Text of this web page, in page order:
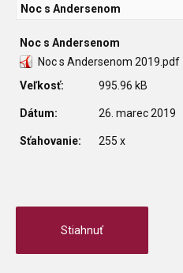
Noc s Andersenom
Noc s Andersenom
Noc s Andersenom 2019.pdf
Veľkosť:
995.96 kB
Dátum: 26. marec 2019
Sťahovanie: 255 x